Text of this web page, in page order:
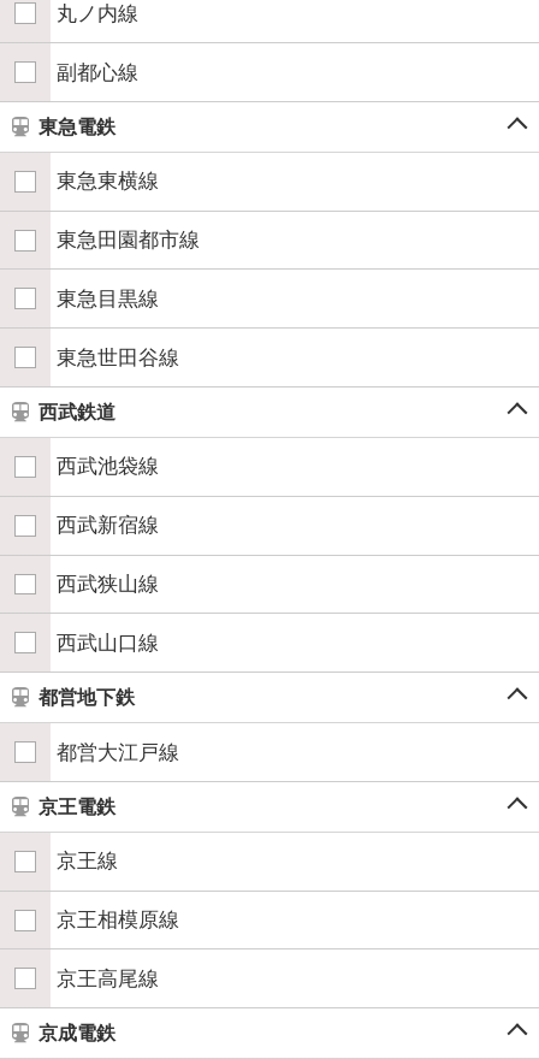
丸ノ内線
副都心線
東急電鉄
東急東横線
東急田園都市線
東急目黒線
東急世田谷線
西武鉄道
西武池袋線
西武新宿線
西武狭山線
西武山口線
都営地下鉄
都営大江戸線
京王電鉄
京王線
京王相模原線
京王高尾線
京成電鉄